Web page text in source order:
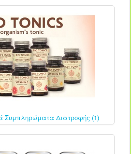
Συμπληρώματα Διατροφής (1)